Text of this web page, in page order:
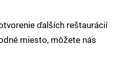
ďalších reštaurácií
miesto, môžete nás